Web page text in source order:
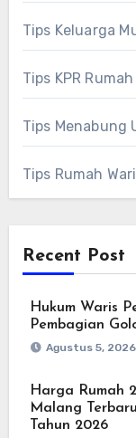
Tips Keluarga
Tips KPR Rumah
Tips Menabung
Tips Rumah
Recent Post
Hukum Waris
Pembagian
Agustus 5, 2026
Harga Rumah
Malang
Tahun 2026